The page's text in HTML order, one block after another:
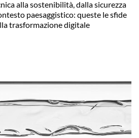
alla sostenibilità, dalla sicurezza
paesaggistico: queste le sfide
trasformazione digitale